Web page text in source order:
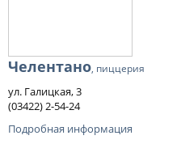
Челентано, пиццерия
ул. Галицкая, 3
(03422) 2-54-24
Подробная информация